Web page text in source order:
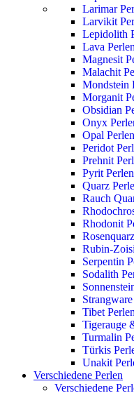
Larimar
Larvikit
Lepidolith
Lava Perlen
Magnesit
Malachit
Mondstein
Morganit
Obsidian
Onyx
Opal Perlen
Peridot
Prehnit
Pyrit Perlen
Quarz
Rauch
Rhodonit
Rubin-
Serpentin
Sodalith
Strangware
Tibet Perlen
Tigerauge
Turmalin
Türkis
Unakit
Verschiedene Perlen
Verschiedene